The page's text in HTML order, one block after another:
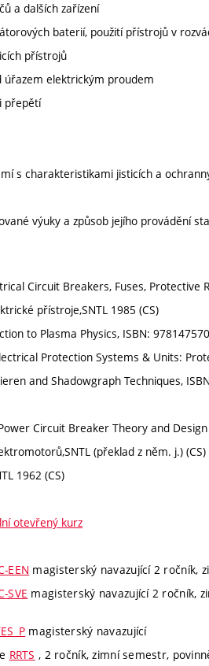
a dalších zařízení
baterií, použití přístrojů v
přístrojů
úřazem elektrickým proudem
přepětí
s charakteristikami jisticích a
výuky a způsob jejího provádění
Circuit Breakers, Fuses, Protective
přístroje,SNTL 1985 (CS)
to Plasma Physics, ISBN:
Protection Systems & Units:
and Shadowgraph Techniques,
Circuit Breaker Theory and
(překlad z něm. j.) (CS)
1962 (CS)
otevřený kurz
EEN magisterský navazující 2 ročník,
SVE magisterský navazující 2 ročník,
magisterský navazující
RRTS , 2 ročník, zimní semestr,